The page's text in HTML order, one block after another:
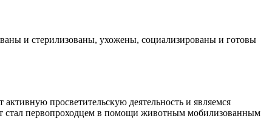
и стерилизованы, ухожены, социализированы и готовы
просветительскую деятельность и являемся
первопроходцем в помощи животным мобилизованным